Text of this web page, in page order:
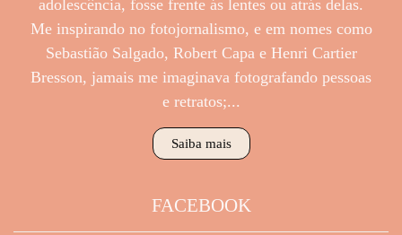
adolescência, fosse frente ás lentes ou atrás delas.
Me inspirando no fotojornalismo, e em nomes como
Sebastião Salgado, Robert Capa e Henri Cartier
Bresson, jamais me imaginava fotografando pessoas
e retratos;...
Saiba mais
FACEBOOK